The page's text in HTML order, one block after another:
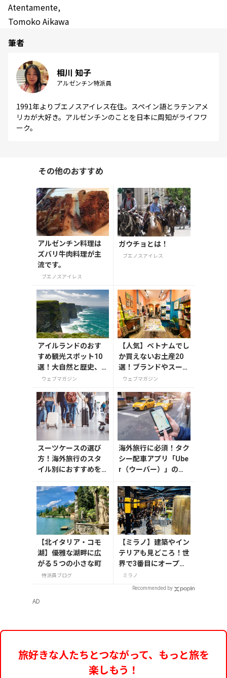
Atentamente,
Tomoko Aikawa
筆者
相川 知子
アルゼンチン特派員
1991年よりブエノスアイレス在住。スペイン語とラテンアメ
リカが大好き。アルゼンチンのことを日本に周知がライフワ
ーク。
その他のおすすめ
アルゼンチン料理は
ズバリ牛肉料理が主
流です。
ブエノスアイレス
ガウチョとは！
ブエノスアイレス
アイルランドのおす
すめ観光スポット10
選！大自然と歴史、
ウイスキーを楽しむ
ウェブマガジン
【人気】ベトナムでし
か買えないお土産20
選！ブランドやスーパ
ーのお菓子や雑貨まで
ウェブマガジン
スーツケースの選び
方！海外旅行のスタ
イル別におすすめを
海外旅行に必須！タク
シー配車アプリ「Ube
r（ウーバー）」の登
【北イタリア・コモ
湖】優雅な湖畔に広
がる５つの小さな町
特派員ブログ
【ミラノ】建築やイン
テリアも見どころ！世
界で3番目にオープン
したスターバックス
リザーブ ロースタリ
ミラノ
Recommended by
AD
旅好きな人たちとつながって、もっと旅を
楽しもう！